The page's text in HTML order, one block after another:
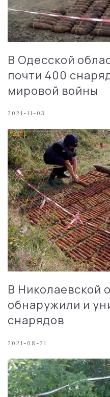
В Одесской
почти 400
мировой войны
2021-11-03
В Николаевской
обнаружили и
снарядов
2021-08-21